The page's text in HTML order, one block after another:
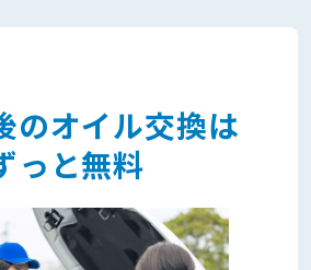
のオイル交換は
っと無料